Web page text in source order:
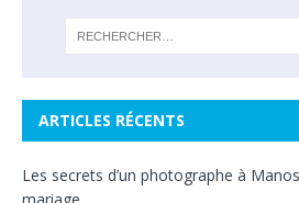
ARTICLES RÉCENTS
Les secrets d’un photographe à
mariage